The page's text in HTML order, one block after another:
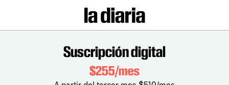
Suscripción digital
$255/mes